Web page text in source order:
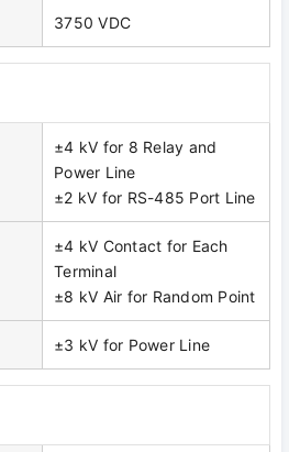
3750 VDC
±4 kV for 8 Relay and
Power Line
±2 kV for RS-485 Port Line
±4 kV Contact for Each
Terminal
±8 kV Air for Random Point
±3 kV for Power Line